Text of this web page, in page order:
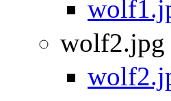
wolf2.jpg